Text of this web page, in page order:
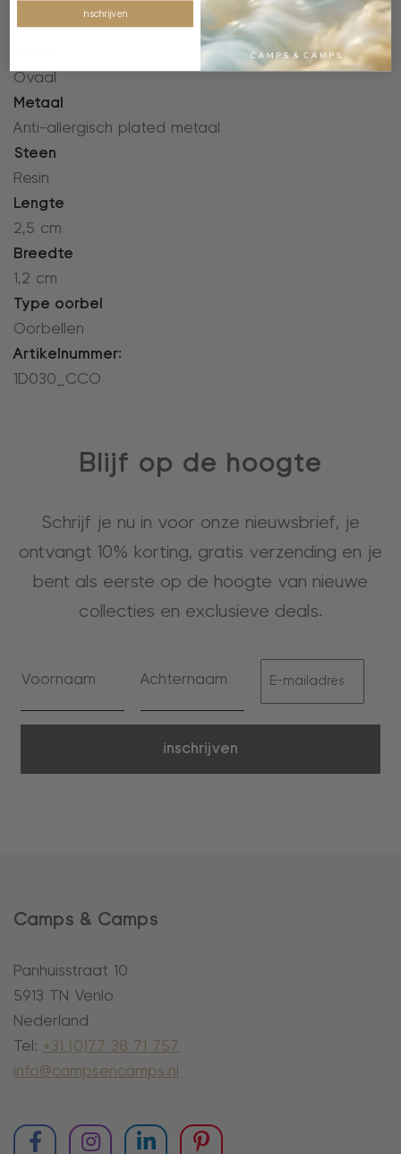
18k verguld
Ovaal
Metaal
Anti-allergisch plated metaal
Steen
Resin
Lengte
2,5 cm
Breedte
1,2 cm
Type oorbel
Oorbellen
Artikelnummer:
1D030_CCO
Blijf op de hoogte
Schrijf je nu in voor onze nieuwsbrief, je
ontvangt 10% korting, gratis verzending en je
bent als eerste op de hoogte van nieuwe
collecties en exclusieve deals.
inschrijven
Camps & Camps
Panhuisstraat 10
5913 TN Venlo
Nederland
Tel: +31 (0)77 38 71 757
info@campsencamps.nl
inschrijven